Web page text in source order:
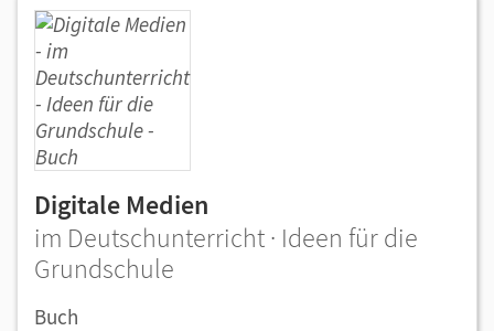
Digitale Medien
im Deutschunterricht · Ideen für die
Grundschule
Buch